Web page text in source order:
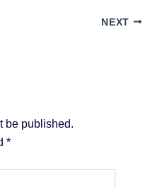
NEXT
be published.
*